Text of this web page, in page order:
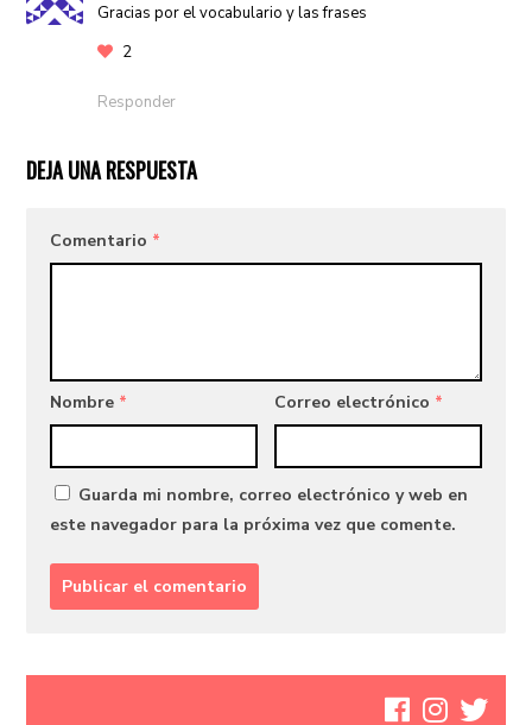
Gracias por el vocabulario y las frases
2
Responder
DEJA UNA RESPUESTA
Comentario *
Nombre * Correo electrónico *
Guarda mi nombre, correo electrónico y web en
este navegador para la próxima vez que comente.